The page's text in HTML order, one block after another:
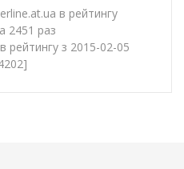
в рейтингу
2451 раз
рейтингу з 2015-02-05